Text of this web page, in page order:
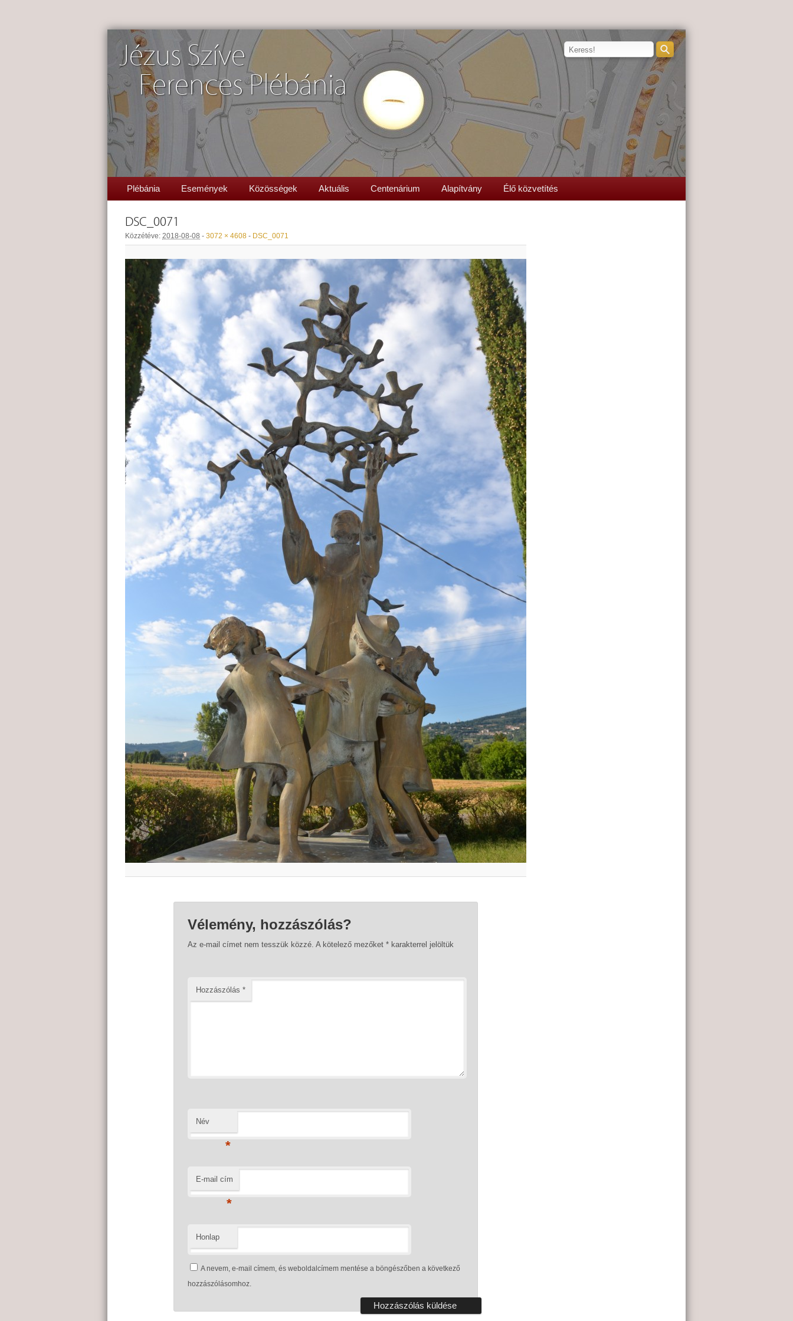
Jézus Szíve
Ferences Plébánia
Plébánia Események Közösségek Aktuális Centenárium Alapítvány Élő közvetítés
DSC_0071
Közzétéve: 2018-08-08 - 3072 × 4608 - DSC_0071
Vélemény, hozzászólás?
Az e-mail címet nem tesszük közzé. A kötelező mezőket *karakterrel jelöltük
Hozzászólás *
Név
*
E-mail cím
*
Honlap
A nevem, e-mail címem, és weboldalcímem mentése a böngészőben a következő
hozzászólásomhoz.